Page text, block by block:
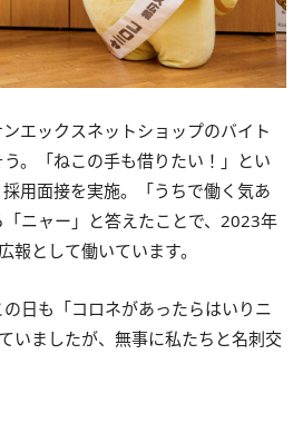
エックスネットショップのバイト
。「ねこの手も借りたい！」とい
用面接を実施。「うちで働く気あ
ニャー」と答えたことで、2023年
報として働いています。
日も「コロネがあったらはいりニ
いましたが、無事に私たちと名刺交